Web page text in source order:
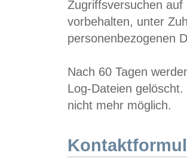
Zugriffsversuchen
vorbehalten, unter
personenbezogenen
Nach 60 Tagen
Log-Dateien
nicht mehr möglich.